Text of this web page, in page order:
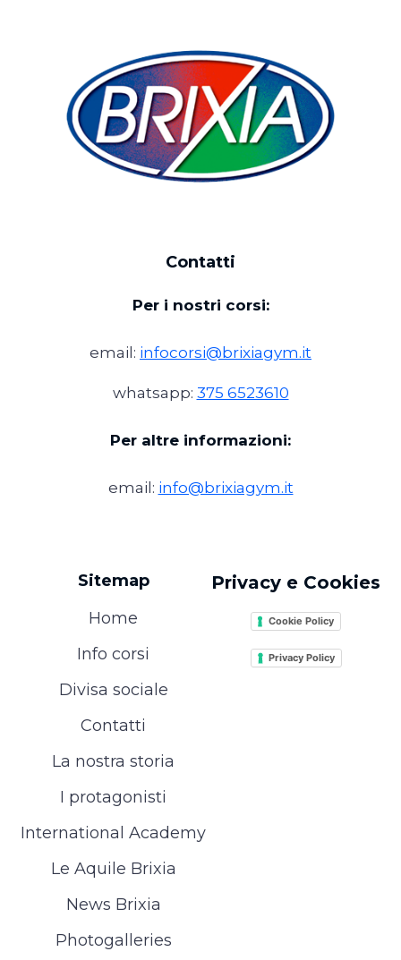
Contatti
Per i nostri corsi:
email: infocorsi@brixiagym.it
whatsapp: 375 6523610
Per altre informazioni:
email: info@brixiagym.it
Sitemap
Home
Info corsi
Divisa sociale
Contatti
La nostra storia
I protagonisti
International Academy
Le Aquile Brixia
News Brixia
Photogalleries
Privacy e Cookies
Cookie Policy
Privacy Policy